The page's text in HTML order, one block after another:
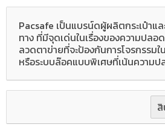
Pacsafe เป็นแบรน์ดผู้ผลิตกระเป๋าแ
ทาง ที่มีจุดเด่นในเรื่องของความปลอ
ลวดตาข่ายที่จะป้องกันการโจรกรรม
หรือระบบล๊อคแบบพิเศษที่เน้นความ